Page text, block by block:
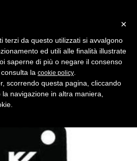
> CHIAVI AUTO TESTA PLASTICA
Produttore Key Line
×
terzi da questo utilizzati si avvalgono
ed utili alle finalità illustrate
saperne di più o negare il consenso
la cookie policy
scorrendo questa pagina, cliccando
navigazione in altra maniera,